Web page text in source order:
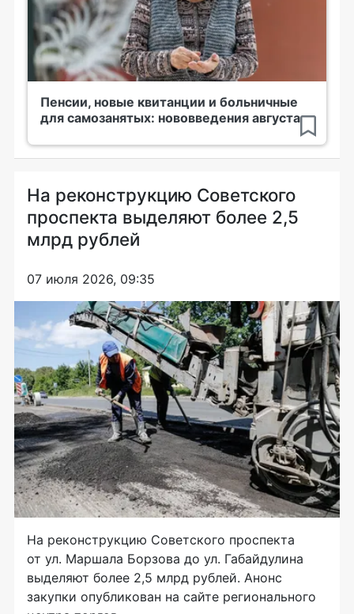
Пенсии, новые квитанции и больничные
для самозанятых: нововведения августа
На реконструкцию Советского
проспекта выделяют более 2,5
млрд рублей
07 июля 2026, 09:35
На реконструкцию Советского проспекта
от ул. Маршала Борзова до ул. Габайдулина
выделяют более 2,5 млрд рублей. Анонс
закупки опубликован на сайте регионального